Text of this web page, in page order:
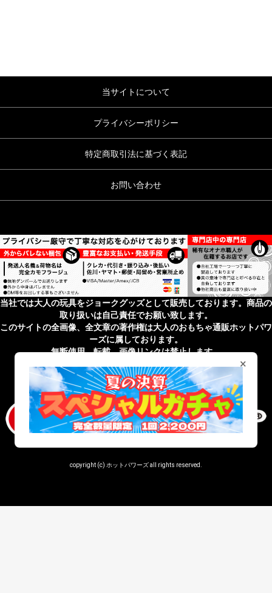
当サイトについて
プライバシーポリシー
特定商取引法に基づく表記
お問い合わせ
当社では大人の玩具をジョークグッズとして販売しております。商品の
取り扱いは自己責任でお願い致します。
このサイトの全画像、全文章の著作権は大人のおもちゃ通販ホットパワ
ーズに属しております。
無断使用、転載、画像リンクは禁止します。
無店舗性風俗特殊営業届出済 受理番号 第43201820027号
copyright (c) ホットパワーズ all rights reserved.
×